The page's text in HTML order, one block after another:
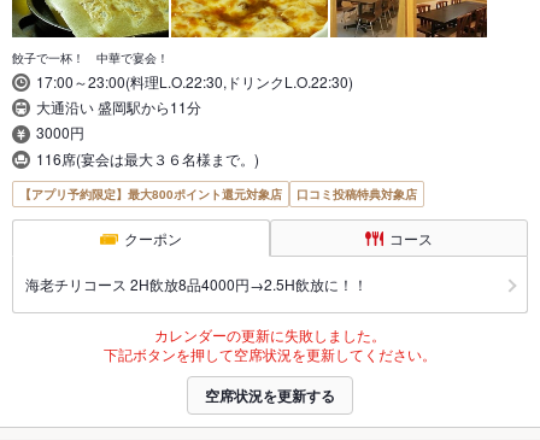
餃子で一杯！ 中華で宴会！
17:00～23:00(料理L.O.22:30,ドリンクL.O.22:30)
大通沿い 盛岡駅から11分
3000円
116席(宴会は最大３６名様まで。)
【アプリ予約限定】最大800ポイント還元対象店 口コミ投稿特典対象店
クーポン コース
海老チリコース 2H飲放8品4000円→2.5H飲放に！！
カレンダーの更新に失敗しました。
下記ボタンを押して空席状況を更新してください。
空席状況を更新する